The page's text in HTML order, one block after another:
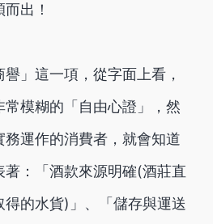
出！
」這一項，從字面上看，
模糊的「自由心證」，然
運作的消費者，就會知道
：「酒款來源明確(酒莊直
的水貨)」、「儲存與運送